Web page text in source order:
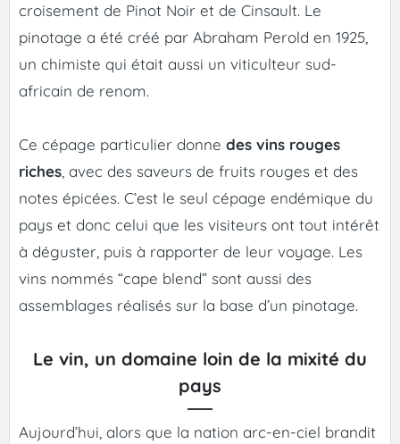
croisement de Pinot Noir et de Cinsault. Le
pinotage a été créé par Abraham Perold en 1925,
un chimiste qui était aussi un viticulteur sud-
africain de renom.
Ce cépage particulier donne des vins rouges
riches, avec des saveurs de fruits rouges et des
notes épicées. C’est le seul cépage endémique du
pays et donc celui que les visiteurs ont tout intérêt
à déguster, puis à rapporter de leur voyage. Les
vins nommés “cape blend” sont aussi des
assemblages réalisés sur la base d’un pinotage.
Le vin, un domaine loin de la mixité du
pays
Aujourd’hui, alors que la nation arc-en-ciel brandit